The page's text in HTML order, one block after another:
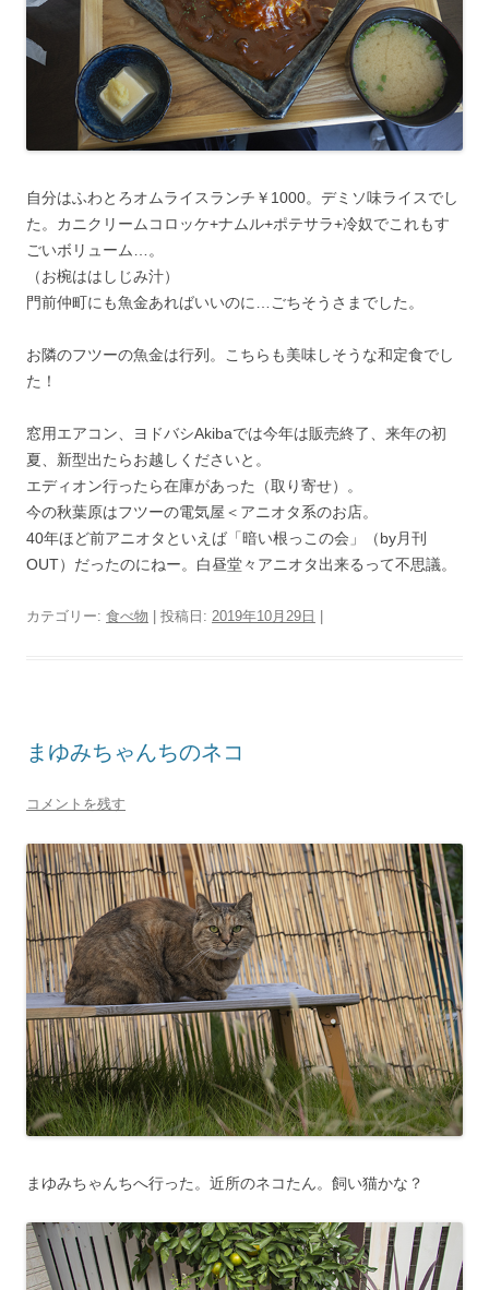
自分はふわとろオムライスランチ￥1000。デミソ味ライスでし
た。カニクリームコロッケ+ナムル+ポテサラ+冷奴でこれもす
ごいボリューム…。
（お椀ははしじみ汁）
門前仲町にも魚金あればいいのに…ごちそうさまでした。
お隣のフツーの魚金は行列。こちらも美味しそうな和定食でし
た！
窓用エアコン、ヨドバシAkibaでは今年は販売終了、来年の初
夏、新型出たらお越しくださいと。
エディオン行ったら在庫があった（取り寄せ）。
今の秋葉原はフツーの電気屋＜アニオタ系のお店。
40年ほど前アニオタといえば「暗い根っこの会」（by月刊
OUT）だったのにねー。白昼堂々アニオタ出来るって不思議。
カテゴリー: 食べ物 | 投稿日: 2019年10月29日
まゆみちゃんちのネコ
コメントを残す
まゆみちゃんちへ行った。近所のネコたん。飼い猫かな？